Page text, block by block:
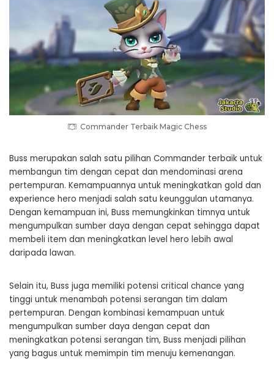
Commander Terbaik Magic Chess
Buss merupakan salah satu pilihan Commander terbaik untuk
membangun tim dengan cepat dan mendominasi arena
pertempuran. Kemampuannya untuk meningkatkan gold dan
experience hero menjadi salah satu keunggulan utamanya.
Dengan kemampuan ini, Buss memungkinkan timnya untuk
mengumpulkan sumber daya dengan cepat sehingga dapat
membeli item dan meningkatkan level hero lebih awal
daripada lawan.
Selain itu, Buss juga memiliki potensi critical chance yang
tinggi untuk menambah potensi serangan tim dalam
pertempuran. Dengan kombinasi kemampuan untuk
mengumpulkan sumber daya dengan cepat dan
meningkatkan potensi serangan tim, Buss menjadi pilihan
yang bagus untuk memimpin tim menuju kemenangan.